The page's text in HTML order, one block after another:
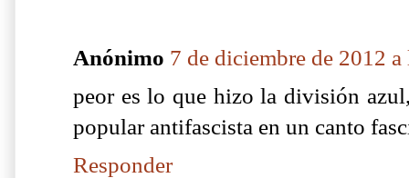
Anónimo 7 de diciembre de 2012
peor es lo que hizo la división
popular antifascista en un canto
Responder